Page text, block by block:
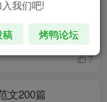
题30篇
区 考公考编考证考研
7
文200篇
我们吧!
稿 烤鸭论坛